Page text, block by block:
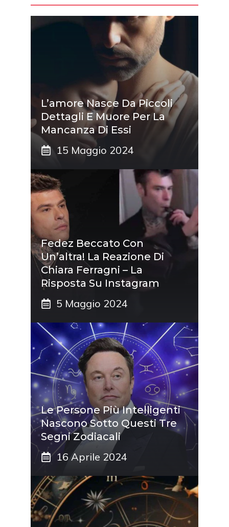
L’amore Nasce Da Piccoli
Dettagli E Muore Per La
Mancanza Di Essi
15 Maggio 2024
Fedez Beccato Con
Un’altra! La Reazione Di
Chiara Ferragni – La
Risposta Su Instagram
5 Maggio 2024
Le Persone Più Intelligenti
Nascono Sotto Questi Tre
Segni Zodiacali
16 Aprile 2024